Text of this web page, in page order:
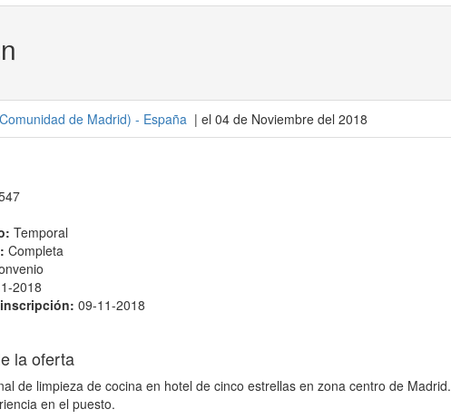
Comunidad de Madrid) - España | el 04 de Noviembre del 2018
Temporal
Completa
2018
09-11-2018
la oferta
de limpieza de cocina en hotel de cinco estrellas en zona centro de Madrid.
en el puesto.